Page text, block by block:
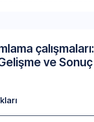
çalışmaları:
ve Sonuç